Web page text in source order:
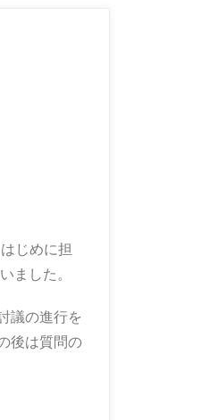
じめに担
ました。
議の進行を
後は質問の